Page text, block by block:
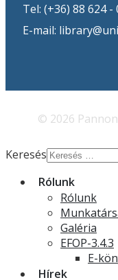
Tel: (+36) 88 624 -
E-mail:
© 2026
Keresés
Rólunk
Rólunk
Galéria
EFOP-3.4.3
E-
Hírek